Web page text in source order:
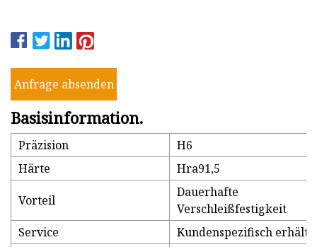
Anfrage absenden
Basisinformation.
Präzision
H6
Härte
Hra91,5
Vorteil
Dauerhafte
Verschleißfestigkeit
Service
Kundenspezifisch